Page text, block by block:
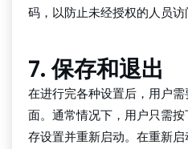
码，以防止未经授权的人员访
7. 保存和退出
在进行完各种设置后，用户
面。通常情况下，用户只需
存设置并重新启动。在重新